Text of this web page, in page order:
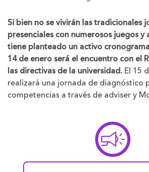
Si bien no se vivirán las tradicionales
presenciales con numerosos juegos y
tiene planteado un activo
14 de enero será el encuentro con el
las directivas de la universidad. El 15
realizará una jornada de diagnóstico
competencias a través de adviser y